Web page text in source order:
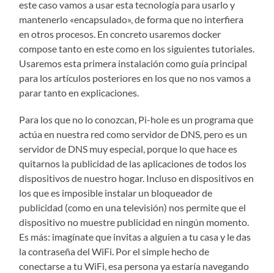
este caso vamos a usar esta tecnología para usarlo y
mantenerlo «encapsulado», de forma que no interfiera
en otros procesos. En concreto usaremos docker
compose tanto en este como en los siguientes tutoriales.
Usaremos esta primera instalación como guía principal
para los artículos posteriores en los que no nos vamos a
parar tanto en explicaciones.
Para los que no lo conozcan, Pi-hole es un programa que
actúa en nuestra red como servidor de DNS, pero es un
servidor de DNS muy especial, porque lo que hace es
quitarnos la publicidad de las aplicaciones de todos los
dispositivos de nuestro hogar. Incluso en dispositivos en
los que es imposible instalar un bloqueador de
publicidad (como en una televisión) nos permite que el
dispositivo no muestre publicidad en ningún momento.
Es más: imagínate que invitas a alguien a tu casa y le das
la contraseña del WiFi. Por el simple hecho de
conectarse a tu WiFi, esa persona ya estaría navegando